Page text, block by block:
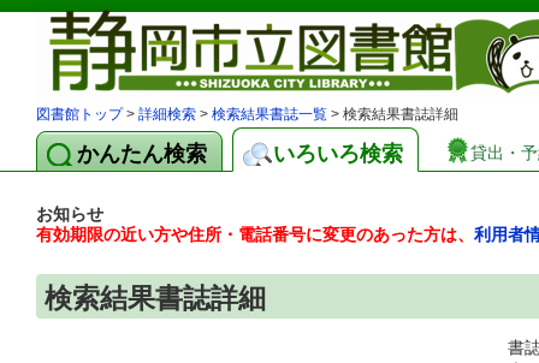
図書館トップ> 詳細検索 > 検索結果書誌一覧 > 検索結果書誌詳細
かんたん検索 いろいろ検索 貸出・
お知らせ
有効期限の近い方や住所・電話番号に変更のあった方は、 利用者
検索結果書誌詳細
書